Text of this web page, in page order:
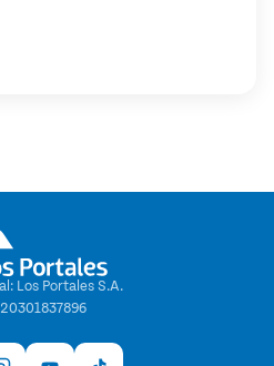
Los Portales S.A.
20301837896